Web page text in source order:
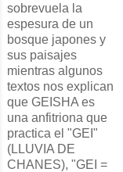
sobrevuela la
espesura de un
bosque japones y
sus paisajes
mientras algunos
textos nos explican
que GEISHA es
una anfitriona que
practica el "GEI"
(LLUVIA DE
CHANES), "GEI =